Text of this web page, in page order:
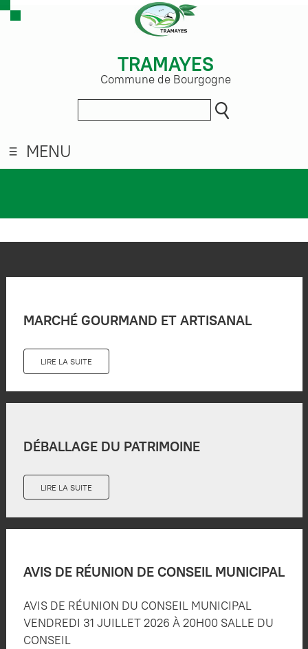
TRAMAYES
Commune de Bourgogne
MENU
MARCHÉ GOURMAND ET ARTISANAL
LIRE LA SUITE
DÉBALLAGE DU PATRIMOINE
LIRE LA SUITE
AVIS DE RÉUNION DE CONSEIL MUNICIPAL
AVIS DE RÉUNION DU CONSEIL MUNICIPAL
VENDREDI 31 JUILLET 2026 À 20H00 SALLE DU
CONSEIL